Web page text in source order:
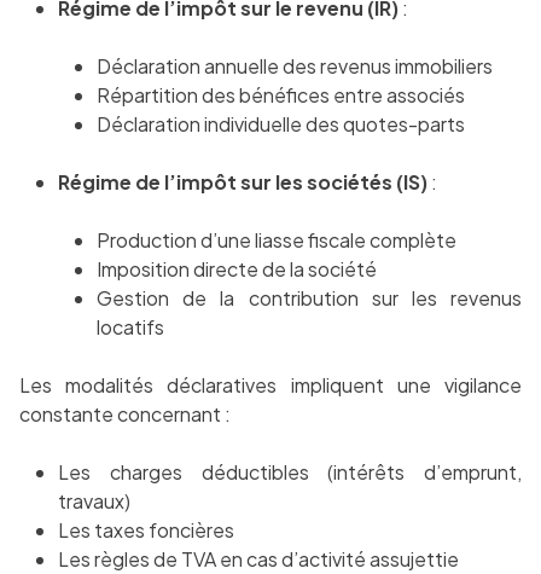
Régime de l’impôt sur le revenu (IR):
Déclaration annuelle des revenus immobiliers
Répartition des bénéfices entre associés
Déclaration individuelle des quotes-parts
Régime de l’impôt sur les sociétés (IS):
Production d’une liasse fiscale complète
Imposition directe de la société
Gestion de la contribution sur les revenus
locatifs
Les modalités déclaratives impliquent une vigilance
constante concernant :
Les charges déductibles (intérêts d’emprunt,
travaux)
Les taxes foncières
Les règles de TVA en cas d’activité assujettie